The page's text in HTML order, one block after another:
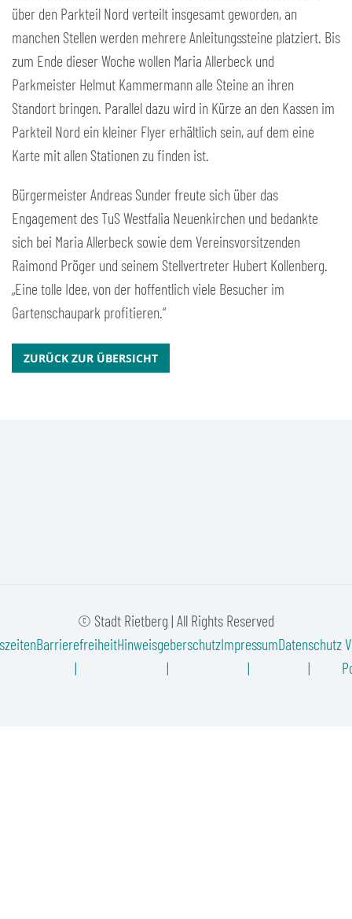
über den Parkteil Nord verteilt insgesamt geworden, an
manchen Stellen werden mehrere Anleitungssteine platziert. Bis
zum Ende dieser Woche wollen Maria Allerbeck und
Parkmeister Helmut Kammermann alle Steine an ihren
Standort bringen. Parallel dazu wird in Kürze an den Kassen im
Parkteil Nord ein kleiner Flyer erhältlich sein, auf dem eine
Karte mit allen Stationen zu finden ist.
Bürgermeister Andreas Sunder freute sich über das
Engagement des TuS Westfalia Neuenkirchen und bedankte
sich bei Maria Allerbeck sowie dem Vereinsvorsitzenden
Raimond Pröger und seinem Stellvertreter Hubert Kollenberg.
„Eine tolle Idee, von der hoffentlich viele Besucher im
Gartenschaupark profitieren.“
ZURÜCK ZUR ÜBERSICHT
© Stadt Rietberg | All Rights Reserved
BarrierefreiheitHinweisgeberschutzImpressumDatenschutz